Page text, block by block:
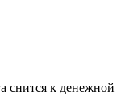
снится к денежной